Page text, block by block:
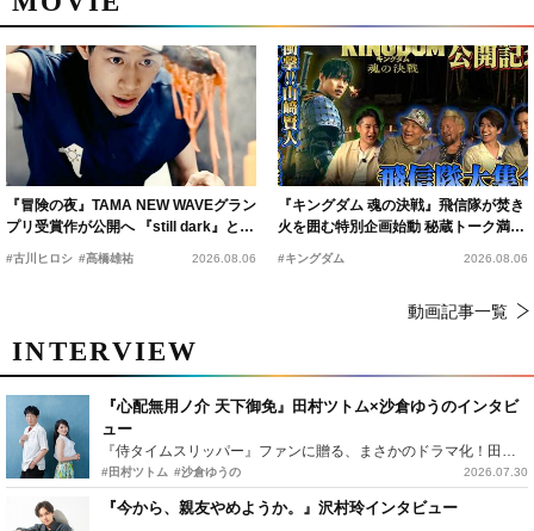
『冒険の夜』TAMA NEW WAVEグラン
プリ受賞作が公開へ 『still dark』と同
時上映決定
#古川ヒロシ #髙橋雄祐 2026.08.06
『キングダム 魂の決戦』飛信隊が焚き
火を囲む特別企画始動 秘蔵トーク満載
の“キングダムキャンプ”開催
#キングダム 2026.08.06
動画記事一覧
INTERVIEW
『心配無用ノ介 天下御免』田村ツトム×沙倉ゆうのインタビ
ュー
『侍タイムスリッパー』ファンに贈る、まさかのドラマ化！田村ツトム×沙倉ゆうのが語る『心配無用ノ介』撮影秘話
#田村ツトム #沙倉ゆうの 2026.07.30
『今から、親友やめようか。』沢村玲インタビュー